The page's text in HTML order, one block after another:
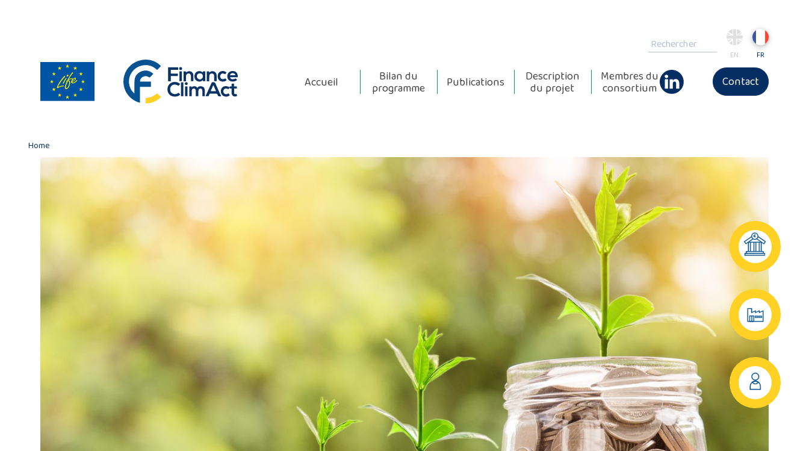
EN FR
Accueil Bilan du
programme Publications Description
du projet
Membres du
consortium Contact
Home